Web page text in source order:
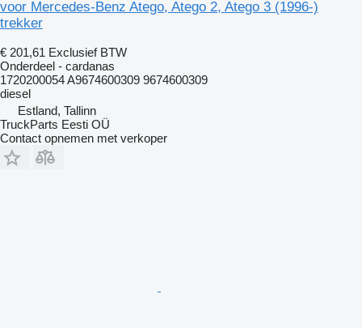
voor Mercedes-Benz Atego, Atego 2, Atego 3 (1996-)
trekker
€ 201,61 Exclusief BTW
Onderdeel - cardanas
1720200054 A9674600309 9674600309
diesel
Estland, Tallinn
TruckParts Eesti OÜ
Contact opnemen met verkoper